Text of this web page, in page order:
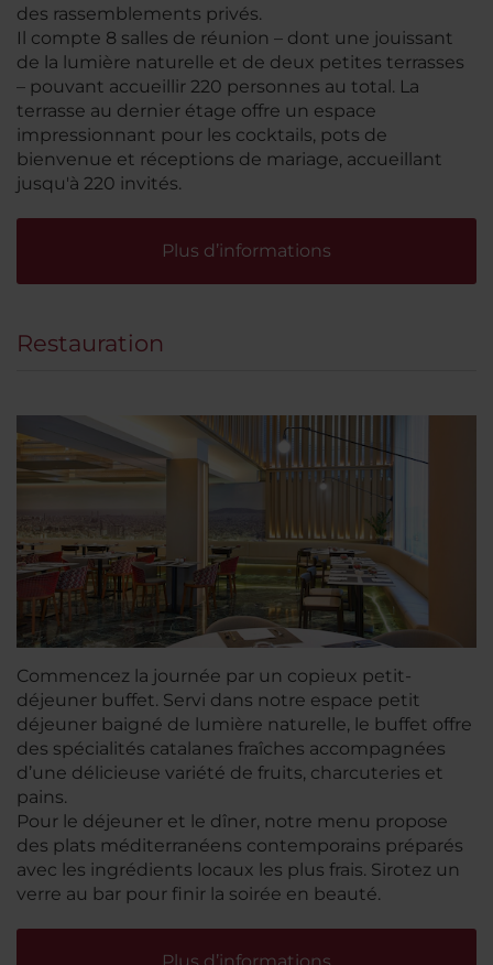
des rassemblements privés.
Il compte 8 salles de réunion – dont une jouissant
de la lumière naturelle et de deux petites terrasses
– pouvant accueillir 220 personnes au total. La
terrasse au dernier étage offre un espace
impressionnant pour les cocktails, pots de
bienvenue et réceptions de mariage, accueillant
jusqu'à 220 invités.
Plus d’informations
Restauration
Commencez la journée par un copieux petit-
déjeuner buffet. Servi dans notre espace petit
déjeuner baigné de lumière naturelle, le buffet offre
des spécialités catalanes fraîches accompagnées
d’une délicieuse variété de fruits, charcuteries et
pains.
Pour le déjeuner et le dîner, notre menu propose
des plats méditerranéens contemporains préparés
avec les ingrédients locaux les plus frais. Sirotez un
verre au bar pour finir la soirée en beauté.